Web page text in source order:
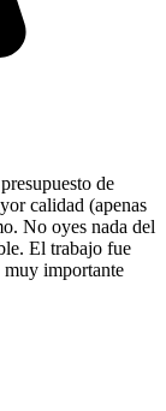
de
calidad (apenas
No oyes nada del
El trabajo fue
muy importante